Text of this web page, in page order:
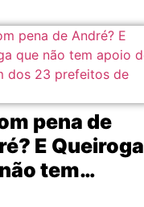
pena de
E Queiroga
tem…